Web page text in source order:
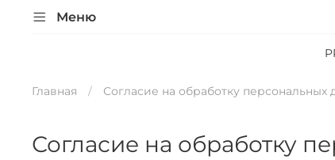
Меню
Главная Согласие на обработку
Согласие на обработку